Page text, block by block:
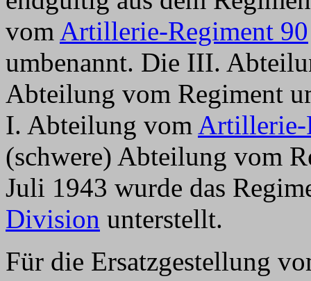
vom Artillerie-Regiment 90
umbenannt. Die III.
Abteilung vom Regiment
I. Abteilung vom Artillerie-
(schwere) Abteilung vom
Juli 1943 wurde das
Division unterstellt.
Für die Ersatzgestellung